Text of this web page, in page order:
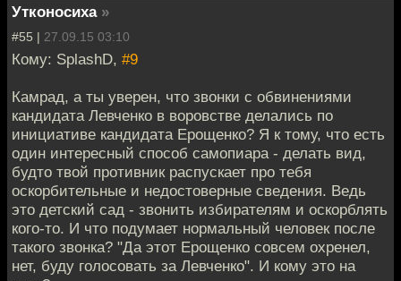
Утконосиха »
#55 | 27.09.15 03:10
Кому: SplashD, #9
Камрад, а ты уверен, что звонки с обвинениями
кандидата Левченко в воровстве делались по
инициативе кандидата Ерощенко? Я к тому, что есть
один интересный способ самопиара - делать вид,
будто твой противник распускает про тебя
оскорбительные и недостоверные сведения. Ведь
это детский сад - звонить избирателям и оскорблять
кого-то. И что подумает нормальный человек после
такого звонка? "Да этот Ерощенко совсем охренел,
нет, буду голосовать за Левченко". И кому это на